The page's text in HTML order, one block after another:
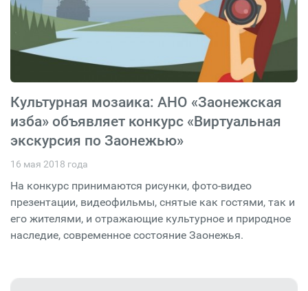
Культурная мозаика: АНО «Заонежская
изба» объявляет конкурс «Виртуальная
экскурсия по Заонежью»
16 мая 2018 года
На конкурс принимаются рисунки, фото-видео
презентации, видеофильмы, снятые как гостями, так и
его жителями, и отражающие культурное и природное
наследие, современное состояние Заонежья.